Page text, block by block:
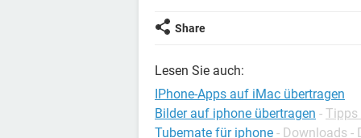
Share
Lesen Sie auch:
IPhone-Apps auf iMac übertragen
Bilder auf iphone übertragen - Tipps
Tubemate für iphone - Downloads -